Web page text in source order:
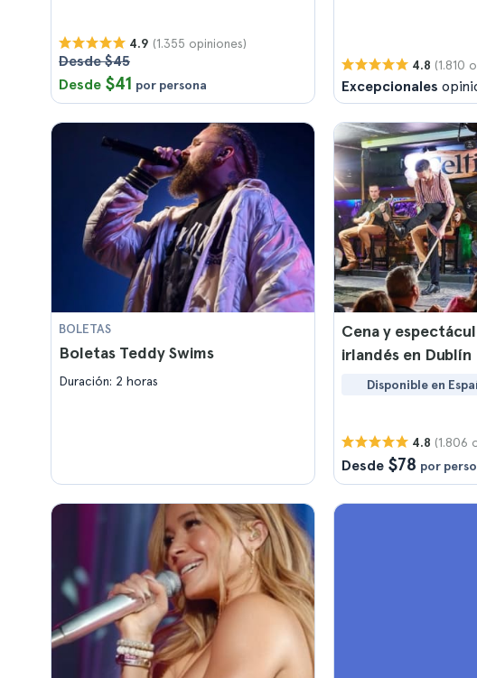
4.9 (1.355 opiniones)
Desde $45
Desde $41 por persona
4.8 (1.810
Excepcionales
BOLETAS
Boletas Teddy Swims
Duración: 2 horas
Cena y
irlandés en Dublín
Disponible en
4.8 (1.806
Desde $78 por